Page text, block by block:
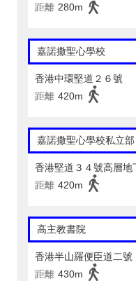
距離 280m
嘉諾撒聖心學校
香港中環堅道２６號
距離 420m
嘉諾撒聖心學校私立部
香港堅道３４號高層地
距離 420m
高主教書院
香港半山羅便臣道二號
距離 430m